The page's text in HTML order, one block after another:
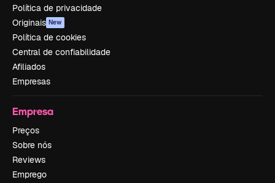
Política de privacidade
Originais New
Política de cookies
Central de confiabilidade
Afiliados
Empresas
Empresa
Preços
Sobre nós
Reviews
Emprego